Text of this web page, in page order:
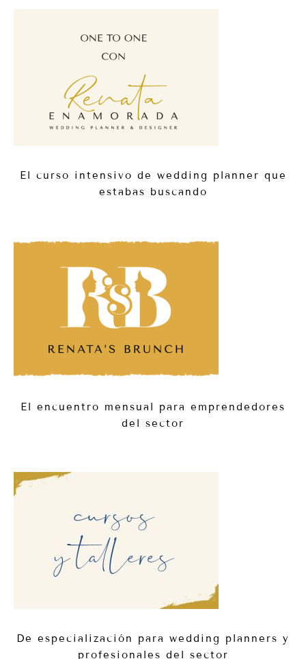
El curso intensivo de wedding planner que
estabas buscando
El encuentro mensual para emprendedores
del sector
De especialización para wedding planners y
profesionales del sector